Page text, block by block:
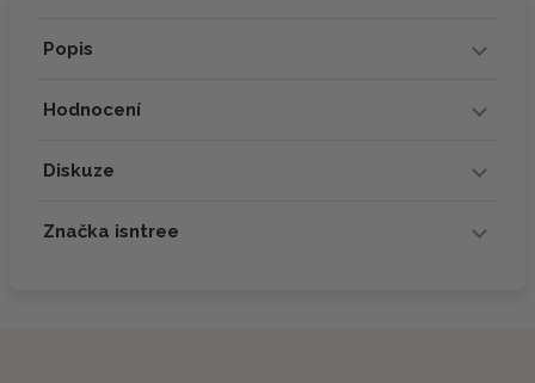
Popis
Hodnocení
Diskuze
Značka isntree